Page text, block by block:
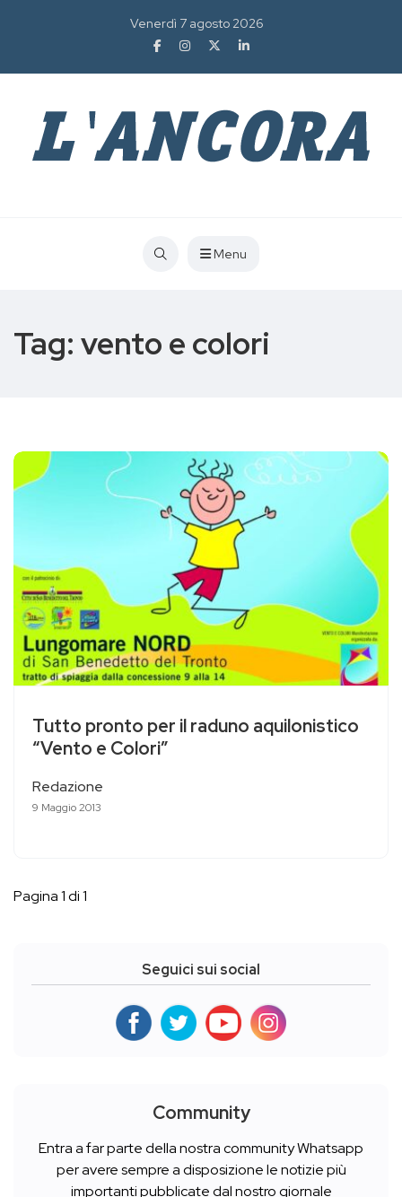
Venerdì 7 agosto 2026
Menu
Tag: vento e colori
Tutto pronto per il raduno aquilonistico
“Vento e Colori”
Redazione
9 Maggio 2013
Pagina 1 di 1
Seguici sui social
Community
Entra a far parte della nostra community Whatsapp
per avere sempre a disposizione le notizie più
importanti pubblicate dal nostro giornale